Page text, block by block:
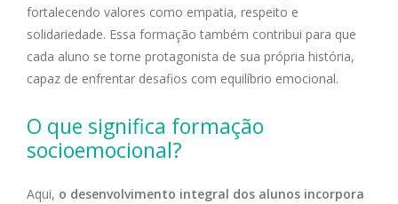
fortalecendo valores como empatia, respeito e
solidariedade. Essa formação também contribui para que
cada aluno se torne protagonista de sua própria história,
capaz de enfrentar desafios com equilíbrio emocional.
O que significa formação
socioemocional?
Aqui, o desenvolvimento integral dos alunos incorpora